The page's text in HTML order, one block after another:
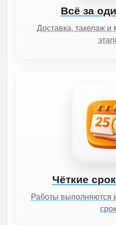
Всё за
Доставка, такелаж
Чёткие
Работы выполняются